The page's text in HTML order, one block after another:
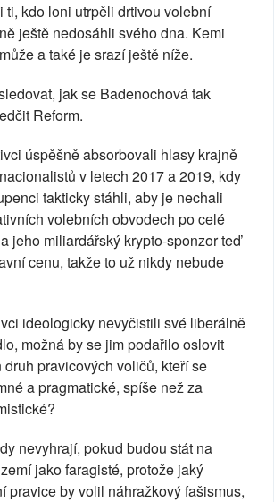
ti, kdo loni utrpěli drtivou volební
ještě nedosáhli svého dna. Kemi
a také je srazí ještě níže.
jak se Badenochová tak
Reform.
úspěšně absorbovali hlasy krajně
v letech 2017 a 2019, kdy
takticky stáhli, aby je nechali
volebních obvodech po celé
jeho miliardářský krypto-sponzor teď
cenu, takže to už nikdy nebude
ideologicky nevyčistili své liberálně
možná by se jim podařilo oslovit
druh pravicových voličů, kteří se
a pragmatické, spíše než za
nevyhrají, pokud budou stát na
jako faragisté, protože jaký
pravice by volil náhražkový fašismus,